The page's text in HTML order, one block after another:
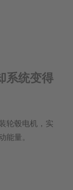
系统变得
轮毂电机，实
能量。